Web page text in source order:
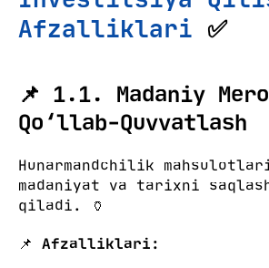
Afzalliklari ✅
📌 1.1. Madaniy
Qo‘llab-Quvvatlash
Hunarmandchilik
madaniyat va tarixni
qiladi. 🏺
📌 Afzalliklari: